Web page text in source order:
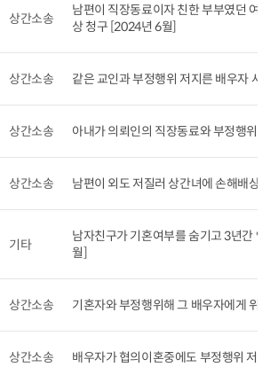
상간소송
남편이 직장동료이자 친한 부부였던 여
상 청구 [2024년 6월]
상간소송 같은 교인과 부정행위 저지른 배우자 사
상간소송 아내가 의뢰인의 직장동료와 부정행위
상간소송 남편이 외도 저질러 상간녀에 손해배상
기타
남자친구가 기혼여부를 숨기고 3년간 연
월]
상간소송 기혼자와 부정행위해 그 배우자에게 위
상간소송 배우자가 협의이혼중에도 부정행위 저